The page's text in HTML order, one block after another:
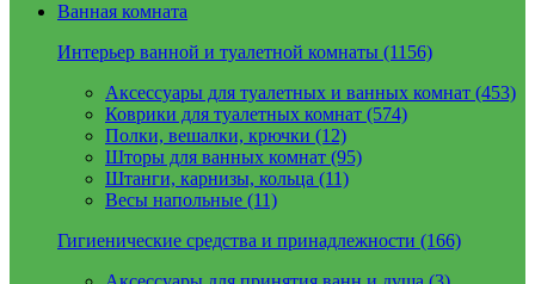
Ванная комната
Интерьер ванной и туалетной комнаты (1156)
Аксессуары для туалетных и ванных комнат (453)
Коврики для туалетных комнат (574)
Полки, вешалки, крючки (12)
Шторы для ванных комнат (95)
Штанги, карнизы, кольца (11)
Весы напольные (11)
Гигиенические средства и принадлежности (166)